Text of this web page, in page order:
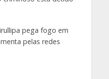
pega fogo em
pelas redes